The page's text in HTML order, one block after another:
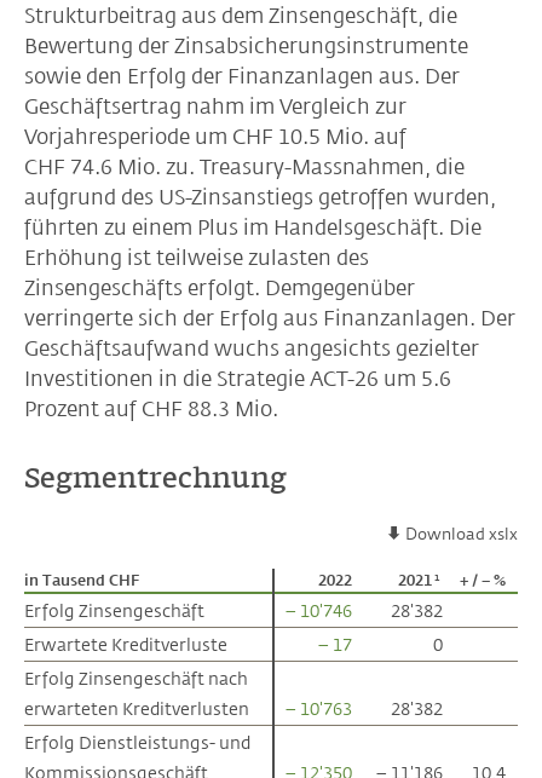
Strukturbeitrag aus dem Zinsengeschäft, die
Bewertung der Zinsabsicherungsinstrumente
sowie den Erfolg der Finanzanlagen aus. Der
Geschäftsertrag nahm im Vergleich zur
Vorjahresperiode um CHF 10.5 Mio. auf
CHF 74.6 Mio. zu. Treasury-Massnahmen, die
aufgrund des US-Zinsanstiegs getroffen wurden,
führten zu einem Plus im Handelsgeschäft. Die
Erhöhung ist teilweise zulasten des
Zinsengeschäfts erfolgt. Demgegenüber
verringerte sich der Erfolg aus Finanzanlagen. Der
Geschäftsaufwand wuchs angesichts gezielter
Investitionen in die Strategie ACT-26 um 5.6
Prozent auf CHF 88.3 Mio.
Segmentrechnung
Download xslx
in Tausend CHF 2022 20211 + / – %
Erfolg Zinsengeschäft – 10'746
28'382
Erwartete Kreditverluste
– 17
0
Erfolg Zinsengeschäft nach
erwarteten Kreditverlusten
– 10'763
28'382
Erfolg Dienstleistungs- und
Kommissionsgeschäft
– 12'350 – 11'186
10.4
in Tausend CHF
Erfolg Zinsengeschäft
Erwartete Kreditverluste
Erfolg Zinsengeschäft nach
erwarteten Kreditverlusten
Erfolg Dienstleistungs- und
Kommissionsgeschäft